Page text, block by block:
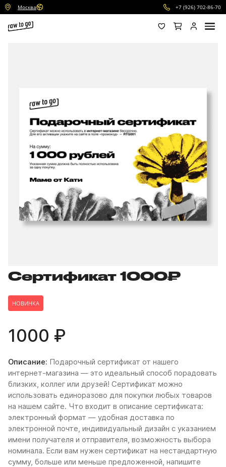
Москва +7 (926) 702-86-70
Сертификат 1000₽
НОВИНКА
1000 ₽
Описание: Подарочный сертификат от нашего
интернет-магазина — это идеальный способ порадовать
близких, коллег или друзей! Сертификат можно
использовать единоразово для покупки любых товаров
на нашем сайте. Что входит в описание сертификата:
электронный формат — удобная доставка по
электронной почте, индивидуальный дизайн с указанием
имени получателя и отправителя, возможность выбора
номинала. Если вам нужен сертификат на нестандартную
сумму, больше или меньше предложенной, напишите